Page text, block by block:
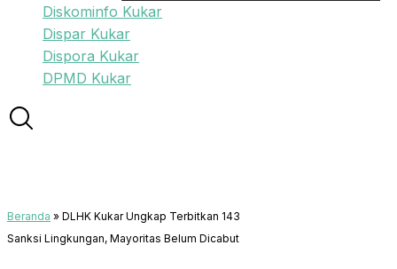
Diskominfo Kukar
Dispar Kukar
Dispora Kukar
DPMD Kukar
Beranda » DLHK Kukar Ungkap Terbitkan 143
Sanksi Lingkungan, Mayoritas Belum Dicabut